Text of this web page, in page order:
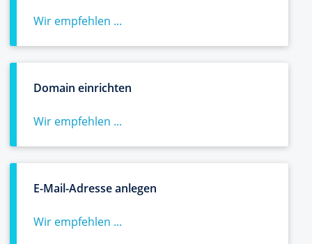
Wir empfehlen ...
Domain einrichten
Wir empfehlen ...
E-Mail-Adresse anlegen
Wir empfehlen ...